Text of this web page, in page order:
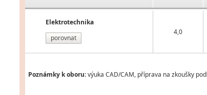
Elektrotechnika
porovnat
4,0
Poznámky k oboru:výuka CAD/CAM, příprava na zkoušky